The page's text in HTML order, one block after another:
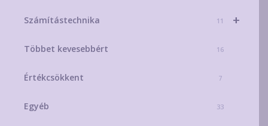
+
Számítástechnika 11
Többet kevesebbért 16
Értékcsökkent 7
Egyéb 33